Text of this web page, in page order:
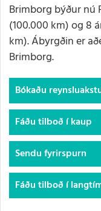
Brimborg býður nú
(100.000 km) og 8
km). Ábyrgðin er
Brimborg.
Bókaðu
Fáðu tilboð í kaup
Sendu fyrirspurn
Fáðu tilboð í